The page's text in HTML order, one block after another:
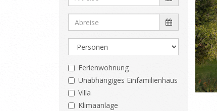
Ferienwohnung
Unabhängiges Einfamilienhaus
Villa
Klimaanlage